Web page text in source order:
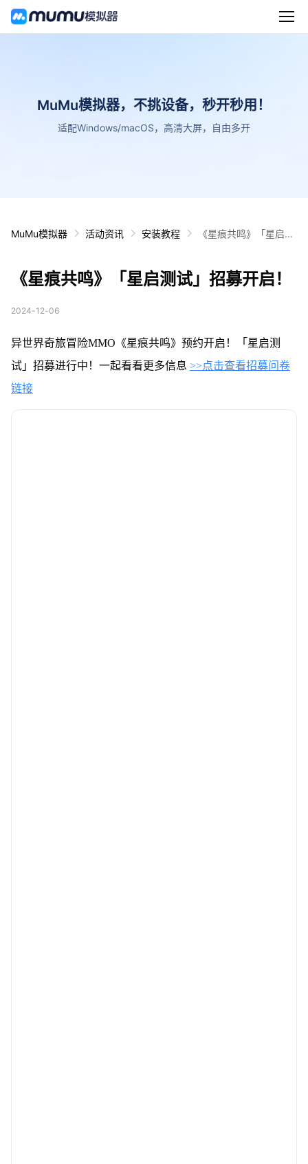
MuMu模拟器，不挑设备，秒开秒用！
适配Windows/macOS，高清大屏，自由多开
MuMu模拟器 活动资讯 安装教程
《星痕共鸣》「星启测
《星痕共鸣》「星启测试」招募开启！
2024-12-06
异世界奇旅冒险MMO《星痕共鸣》预约开启！「星启测
试」招募进行中！一起看看更多信息 >>点击查看招募问卷
链接